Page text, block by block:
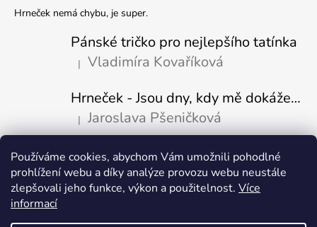
Používáme cookies, abychom Vám umožnili pohodlné
prohlížení webu a díky analýze provozu webu neustále
zlepšovali jeho funkce, výkon a použitelnost. Více
informací
Hrneček nemá chybu, je super.
Pánské tričko pro nejlepšího tatínka
Hodnocení produktu je 5 z 5 hvězdiček.
| Vladimíra Kovaříková
Hrneček - Jsou dny, kdy mě dokáže nasrat i vzduch-naštvaný pejsek
Hodnocení produktu je 5 z 5 hvězdiček.
| Jaroslava Pšeničková
Přijímáme online platby